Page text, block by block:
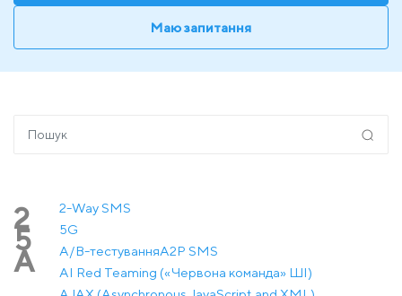
Маю запитання
2 2-Way SMS
5 5G
A A/B-тестуванняA2P SMS
AI Red Teaming («Червона команда» ШІ)